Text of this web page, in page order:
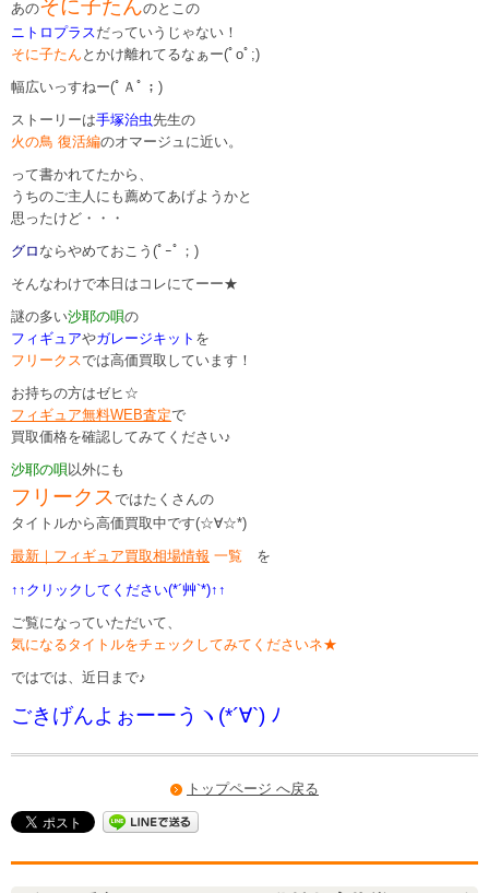
あのそに子たんのとこの
ニトロプラスだっていうじゃない！
そに子たん とかけ離れてるなぁー(ﾟoﾟ;)
幅広いっすねー(ﾟＡﾟ；)
ストーリーは手塚治虫先生の
火の鳥 復活編のオマージュに近い。
って書かれてたから、
うちのご主人にも薦めてあげようかと
思ったけど・・・
グロ ならやめておこう(ﾟｰﾟ；)
そんなわけで本日はコレにてーー★
謎の多い沙耶の唄の
フィギュアやガレージキット を
フリークスでは高価買取しています！
お持ちの方はゼヒ☆
フィギュア無料WEB査定で
買取価格を確認してみてください♪
沙耶の唄 以外にも
フリークスではたくさんの
タイトルから高価買取中です(☆∀☆*)
最新｜フィギュア買取相場情報 一覧 を
↑↑クリックしてください(*´艸`*)↑↑
ご覧になっていただいて、
気になるタイトルをチェックしてみてくださいネ★
ではでは、近日まで♪
ごきげんよぉーーうヽ(*´∀`) ﾉ
トップページ へ戻る